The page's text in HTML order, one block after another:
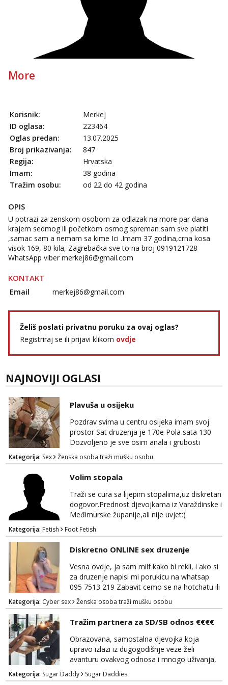
More
Korisnik:
Merkej
ID oglasa:
223464
Oglas predan:
13.07.2025
Broj prikazivanja:
847
Regija:
Hrvatska
Imam:
38 godina
Tražim osobu:
od 22 do 42 godina
OPIS
U potrazi za zenskom osobom za odlazak na more par dana
krajem sedmog ili početkom osmog spreman sam sve platiti
,samac sam a nemam sa kime Ici .Imam 37 godina,crna kosa
visok 169, 80 kila, Zagrebačka sve to na broj 0919121728
WhatsApp viber merkej86@gmail.com
KONTAKT
Email merkej86@gmail.com
Želiš poslati privatnu poruku za ovaj oglas?
Registriraj se ili prijavi klikom ovdje
NAJNOVIJI OGLASI
Plavuša u osijeku
Pozdrav svima u centru osijeka imam svoj
prostor Sat druzenja je 170e Pola sata 130
Dozvoljeno je sve osim anala i grubosti
Prodajem i svoja videa ako nekog zanima Za
dogovor javite se na wocap 0919282417
Kategorija: Sex Ženska osoba traži mušku osobu
Volim stopala
Traži se cura sa lijepim stopalima,uz diskretan
dogovor.Prednost djevojkama iz Varaždinske i
Međimurske županije,ali nije uvjet:)
Kategorija: Fetish Foot Fetish
Diskretno ONLINE sex druzenje
Vesna ovdje, ja sam milf kako bi rekli, i ako si
za druzenje napisi mi porukicu na whatsap
095 7513 219 Zabavit cemo se na hotchatu ili
videopozivu a saljem i gacice i gole slikice :)
NE UZIVO!
Kategorija: Cyber sex Ženska osoba traži mušku osobu
Tražim partnera za SD/SB odnos €€€€
Obrazovana, samostalna djevojka koja
upravo izlazi iz dugogodišnje veze želi
avanturu ovakvog odnosa i mnogo uživanja,
poklona, pažnje i putovanja. Moguća i
poslovna saradnja ako nam se interesi
Kategorija: Sugar Daddy Sugar Daddies